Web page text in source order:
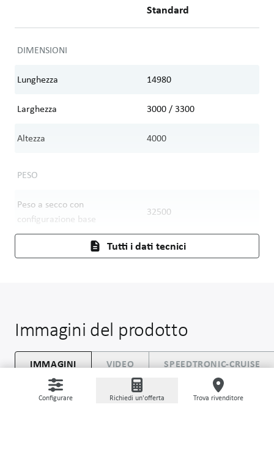
Standard
DIMENSIONI
Lunghezza 14980
Larghezza 3000 / 3300
Altezza 4000
PESO
Peso a secco con
configurazione base
32500
Tutti i dati tecnici
Immagini del prodotto
IMMAGINI VIDEO SPEEDTRONIC-CRUISE
Configurare Richiedi un'offerta Trova rivenditore